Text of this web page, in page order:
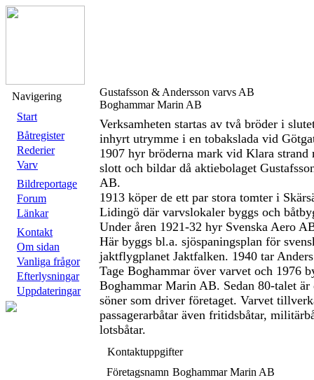
Navigering
Start
Båtregister
Rederier
Varv
Bildreportage
Forum
Länkar
Kontakt
Om sidan
Vanliga frågor
Efterlysningar
Uppdateringar
Gustafsson & Andersson varvs AB
Boghammar Marin AB
Verksamheten startas av två bröder i
inhyrt utrymme i en tobakslada vid
1907 hyr bröderna mark vid Klara
slott och bildar då aktiebolaget
AB.
1913 köper de ett par stora tomter i
Lidingö där varvslokaler byggs och
Under åren 1921-32 hyr Svenska Aero
Här byggs bl.a. sjöspaningsplan för
jaktflygplanet Jaktfalken. 1940 tar Anders
Tage Boghammar över varvet och 1976
Boghammar Marin AB. Sedan 80-talet är
söner som driver företaget. Varvet
passagerarbåtar även fritidsbåtar,
lotsbåtar.
Kontaktuppgifter
Företagsnamn Boghammar Marin AB